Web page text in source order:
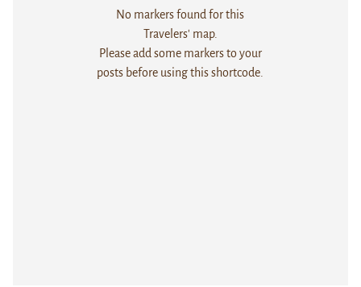
No markers found for this
Travelers' map.
Please add some markers to your
posts before using this shortcode.